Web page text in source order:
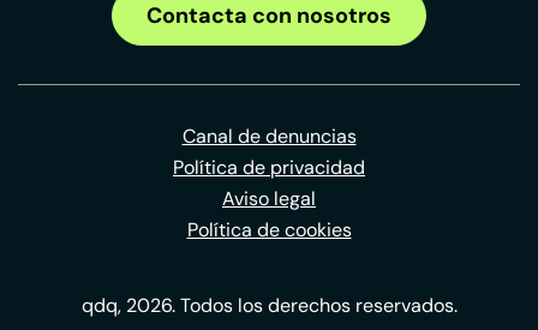
Contacta con nosotros
Canal de denuncias
Política de privacidad
Aviso legal
Política de cookies
qdq, 2026. Todos los derechos reservados.